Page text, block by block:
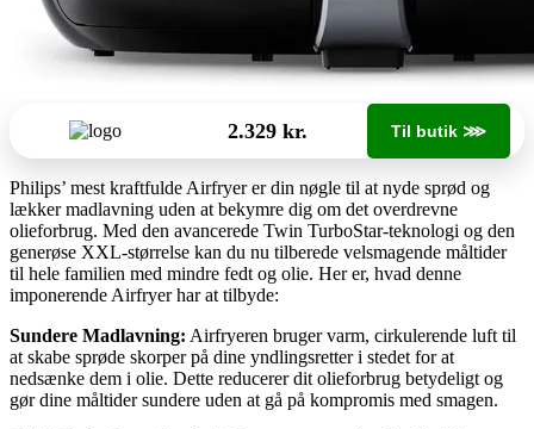
2.329 kr. Til butik ⋙
Philips’ mest kraftfulde Airfryer er din nøgle til at nyde sprød og
lækker madlavning uden at bekymre dig om det overdrevne
olieforbrug. Med den avancerede Twin TurboStar-teknologi og den
generøse XXL-størrelse kan du nu tilberede velsmagende måltider
til hele familien med mindre fedt og olie. Her er, hvad denne
imponerende Airfryer har at tilbyde:
Sundere Madlavning: Airfryeren bruger varm, cirkulerende luft til
at skabe sprøde skorper på dine yndlingsretter i stedet for at
nedsænke dem i olie. Dette reducerer dit olieforbrug betydeligt og
gør dine måltider sundere uden at gå på kompromis med smagen.